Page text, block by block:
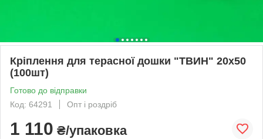
Кріплення для терасної дошки "ТВИН" 20х50
(100шт)
Готово до відправки
Код: 64291
Опт і роздріб
1 110 ₴/упаковка